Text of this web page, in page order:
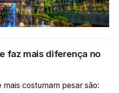
faz mais diferença no
costumam pesar são: